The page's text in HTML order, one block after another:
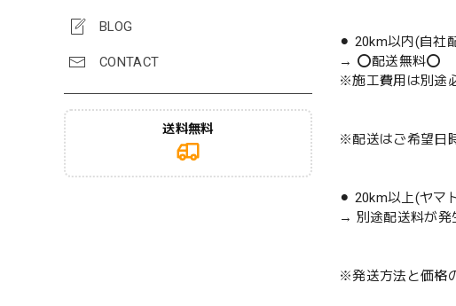
BLOG
CONTACT
送料無料
⚫︎ 20km以内(自社
→ ⭕️配送無料⭕️
※施工費用は別途
※配送はご希望日
⚫︎ 20km以上(ヤマ
→ 別途配送料が発
※発送方法と価格